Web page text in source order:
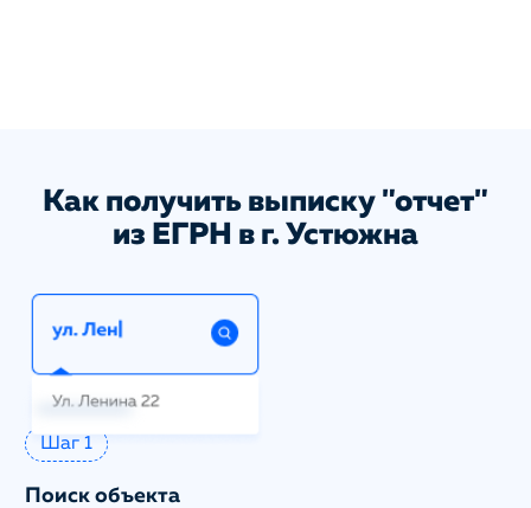
Как получить выписку "отчет"
из ЕГРН в г. Устюжна
Шаг 1
Поиск объекта